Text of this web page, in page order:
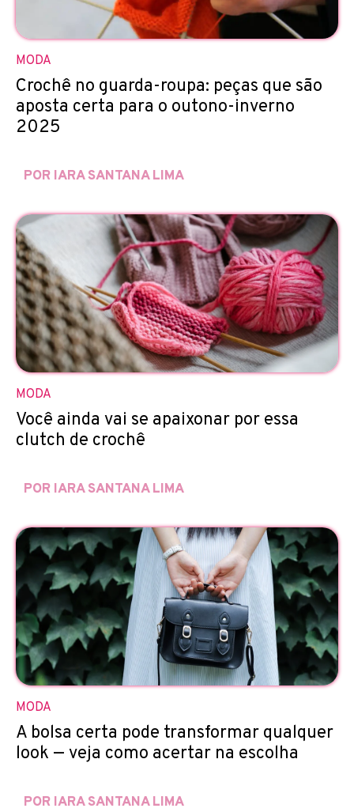
MODA
Crochê no guarda-roupa: peças que são
aposta certa para o outono-inverno
2025
POR IARA SANTANA LIMA
MODA
Você ainda vai se apaixonar por essa
clutch de crochê
POR IARA SANTANA LIMA
MODA
A bolsa certa pode transformar qualquer
look — veja como acertar na escolha
POR IARA SANTANA LIMA